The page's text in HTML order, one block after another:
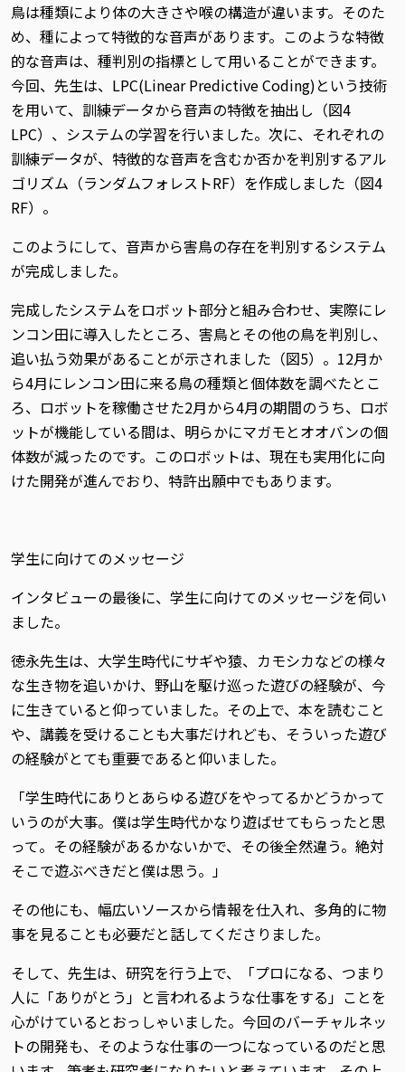
鳥は種類により体の大きさや喉の構造が違います。そのた
め、種によって特徴的な音声があります。このような特徴
的な音声は、種判別の指標として用いることができます。
今回、先生は、LPC(Linear Predictive Coding)という技術
を用いて、訓練データから音声の特徴を抽出し（図4
LPC）、システムの学習を行いました。次に、それぞれの
訓練データが、特徴的な音声を含むか否かを判別するアル
ゴリズム（ランダムフォレストRF）を作成しました（図4
RF）。
このようにして、音声から害鳥の存在を判別するシステム
が完成しました。
完成したシステムをロボット部分と組み合わせ、実際にレ
ンコン田に導入したところ、害鳥とその他の鳥を判別し、
追い払う効果があることが示されました（図5）。12月か
ら4月にレンコン田に来る鳥の種類と個体数を調べたとこ
ろ、ロボットを稼働させた2月から4月の期間のうち、ロボ
ットが機能している間は、明らかにマガモとオオバンの個
体数が減ったのです。このロボットは、現在も実用化に向
けた開発が進んでおり、特許出願中でもあります。
学生に向けてのメッセージ
インタビューの最後に、学生に向けてのメッセージを伺い
ました。
徳永先生は、大学生時代にサギや猿、カモシカなどの様々
な生き物を追いかけ、野山を駆け巡った遊びの経験が、今
に生きていると仰っていました。その上で、本を読むこと
や、講義を受けることも大事だけれども、そういった遊び
の経験がとても重要であると仰いました。
「学生時代にありとあらゆる遊びをやってるかどうかって
いうのが大事。僕は学生時代かなり遊ばせてもらったと思
って。その経験があるかないかで、その後全然違う。絶対
そこで遊ぶべきだと僕は思う。」
その他にも、幅広いソースから情報を仕入れ、多角的に物
事を見ることも必要だと話してくださりました。
そして、先生は、研究を行う上で、「プロになる、つまり
人に「ありがとう」と言われるような仕事をする」ことを
心がけているとおっしゃいました。今回のバーチャルネッ
トの開発も、そのような仕事の一つになっているのだと思